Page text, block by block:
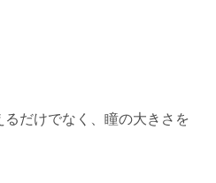
だけでなく、瞳の大きさを